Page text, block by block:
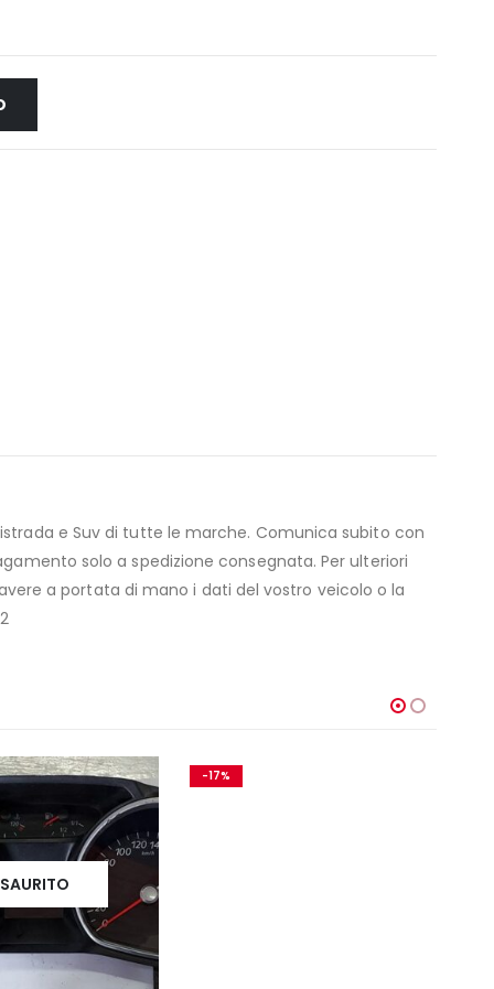
e Suv di tutte le marche. Comunica subito con
solo a spedizione consegnata. Per ulteriori
a portata di mano i dati del vostro veicolo o la
-17%